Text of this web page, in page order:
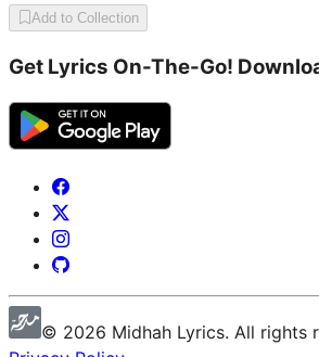
Add to Collection
Get Lyrics On-The-Go!
© 2026 Midhah Lyrics. All rights